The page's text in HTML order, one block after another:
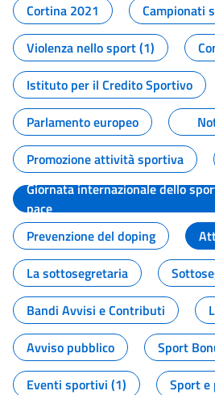
Cortina 2021
Campionati
Violenza nello sport (1)
Istituto per il Credito Sportivo
Parlamento europeo
Promozione attività sportiva
Giornata internazionale dello
pace
Prevenzione del doping
La sottosegretaria
Bandi Avvisi e Contributi
Avviso pubblico
Sport
Eventi sportivi (1)
Sport